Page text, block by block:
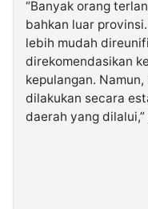
“Banyak orang
bahkan luar
lebih mudah
direkomendasikan
kepulangan.
dilakukan secara
daerah yang